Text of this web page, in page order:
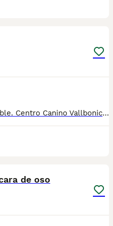
Preciso particolor Toy disponible. Centro Canino Vallbonica es mucho más que un centro de cría , es una familia comprometida con el bienestar animal y la cria responsable, por ello todos nuestros bebés nacen y se crían en nuestras instalaciones , asegurando así un correcto desarrollo y una magnífica socialización, consiguiendo en cada ejemplar un carácter juguetón y extrovertido algo primordial para su adaptación como un miembro más en tu familia . Se entregan con el carnet de vacunas con el plan correspondiente a su edad , desparasitados y microchip implantado y activado en registro de Anicom. Facilitamos junto al cachorro contrato de compra con garantías víricas de 15 días y congénitas de 1 año . Contamos con un gran equipo de profesionales entre los que se encuentran educadores, auxiliares y Veterinarios ofreciendo los controles sanitarios necesarios así como continua vigilancia asegurando su bienestar . Hacemos envíos a toda España con empresa de transporte privado, proporcionando un viaje confortable y ofreciendo las atenciones necesarias a nuestros bebés . Si estás interesado en alguno de nuestros ejemplares solicita información sin compromiso al 722269698 . También atendemos vía WhatsApp . PRECIO REAL ( incluye el IVA) .
de oso